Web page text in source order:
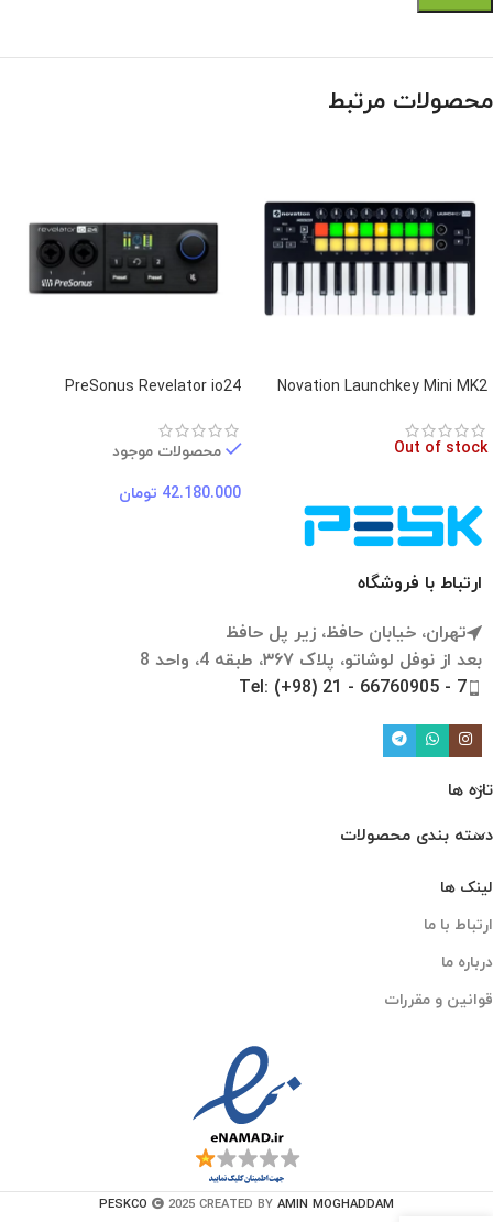
محصولات مرتبط
Novation Launchkey Mini MK2
Out of stock
PreSonus Revelator io24
محصولات موجود
42.180.000 تومان
ارتباط با فروشگاه
تهران، خیابان حافظ، زیر پل حافظ
بعد از نوفل لوشاتو، پلاک ۳۶۷، طبقه 4، واحد 8
Tel: (+98) 21 - 66760905 - 7
تازه ها
دسته بندی محصولات
لینک ها
ارتباط با ما
درباره ما
قوانین و مقررات
PESKCO 2025 CREATED BY AMIN MOGHADDAM